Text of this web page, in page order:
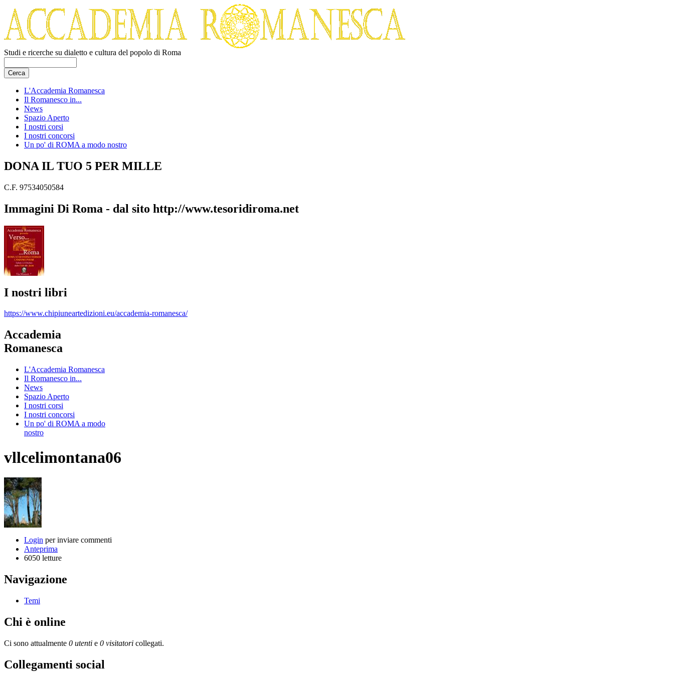
Studi e ricerche su dialetto e cultura del popolo di Roma
L'Accademia Romanesca
Il Romanesco in...
News
Spazio Aperto
I nostri corsi
I nostri concorsi
Un po' di ROMA a modo nostro
DONA IL TUO 5 PER MILLE
C.F. 97534050584
Immagini Di Roma - dal sito http://www.tesoridiroma.net
I nostri libri
https://www.chipiuneartedizioni.eu/accademia-romanesca/
Accademia
Romanesca
L'Accademia Romanesca
Il Romanesco in...
News
Spazio Aperto
I nostri corsi
I nostri concorsi
Un po' di ROMA a modo
nostro
vllcelimontana06
Login per inviare commenti
Anteprima
6050 letture
Navigazione
Temi
Chi è online
Ci sono attualmente 0 utenti e 0 visitatori collegati.
Collegamenti social